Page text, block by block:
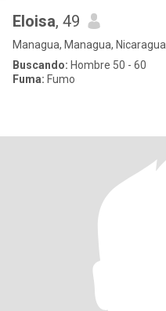
Eloisa, 49
Managua, Managua, Nicaragua
Buscando: Hombre 50 - 60
Fuma: Fumo